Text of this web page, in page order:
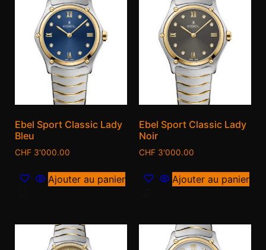
Ebel Sport Classic Lady
Bleu
CHF 3'000.00
Ajouter au panier
Ebel Sport Classic Lady
Noir
CHF 3'000.00
Ajouter au panier